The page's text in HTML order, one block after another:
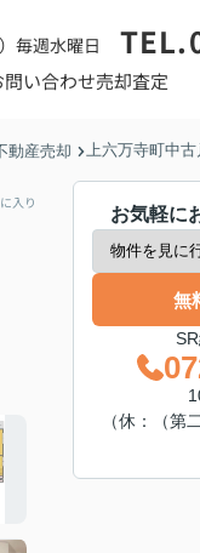
毎週水曜日
問い合わせ売却査定
動産売却 上六万寺町中古
入り
お気軽に
無
（休：（第